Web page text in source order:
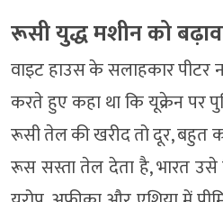
रूसी युद्ध मशीन को
वाइट हाउस के सलाहकार पीटर
करते हुए कहा था कि यूक्रेन पर
रूसी तेल की खरीद तो दूर, बहुत
रूस सस्ता तेल देता है, भारत